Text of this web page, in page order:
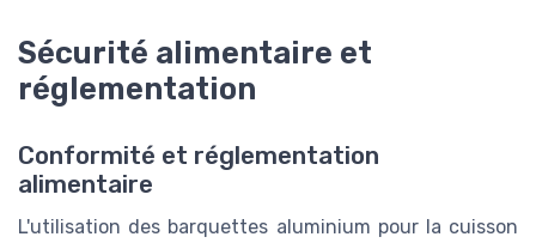
Sécurité alimentaire et
réglementation
Conformité et réglementation
alimentaire
L'utilisation des barquettes aluminium pour la cuisson